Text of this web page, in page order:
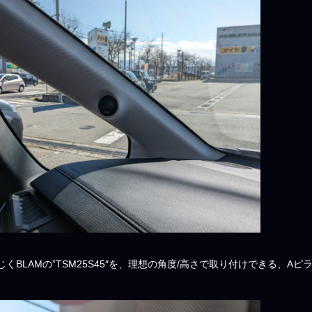
くBLAMの”TSM25S45″を、理想の角度/高さで取り付けできる、Aピ